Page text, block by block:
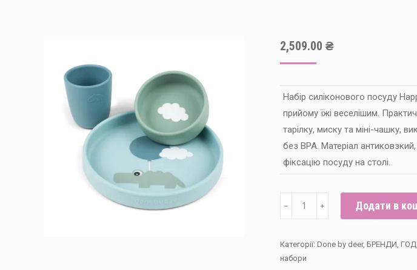
2,509.00 ₴
Набір силіконового посуду
прийому їжі веселішим.
тарілку, миску та міні-чашку,
без BPA. Матеріал
фіксацію посуду на столі.
Силіконовий
вечері
Done
﹣ ﹢ Додати в
Категорії: Done by deer, БРЕНДИ,
набори